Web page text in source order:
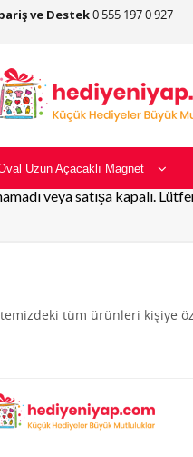
ve Destek0 555 197 0 927
Uzun Açacaklı Magnet
veya satışa kapalı.
tüm ürünleri kişiye